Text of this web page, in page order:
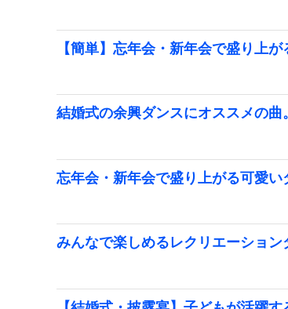
【簡単】忘年会・新年会で盛り上
結婚式の余興ダンスにオススメの
忘年会・新年会で盛り上がる可愛い
みんなで楽しめるレクリエーション